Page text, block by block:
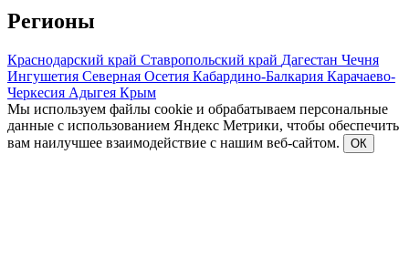
Регионы
Краснодарский край Ставропольский край Дагестан Чечня
Ингушетия Северная Осетия Кабардино-Балкария Карачаево-
Черкесия Адыгея Крым
Мы используем файлы cookie и обрабатываем персональные
данные с использованием Яндекс Метрики, чтобы обеспечить
вам наилучшее взаимодействие с нашим веб-сайтом.
ОК